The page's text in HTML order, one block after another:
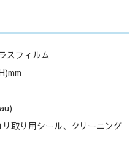
スフィルム
リ取り用シール、クリーニング